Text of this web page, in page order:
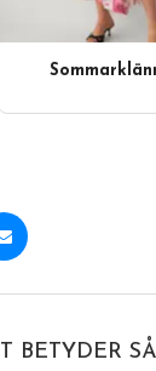
BETYDER